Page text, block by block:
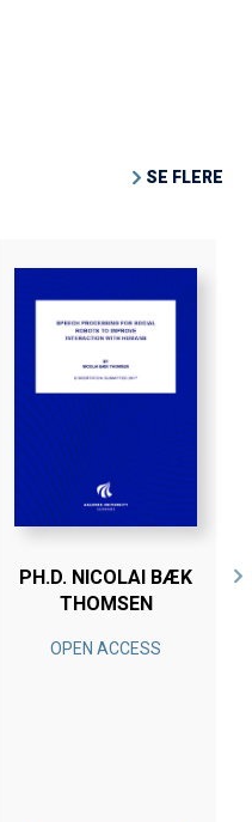
SE FLERE
PH.D. NICOLAI BÆK
THOMSEN
OPEN ACCESS